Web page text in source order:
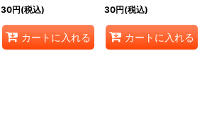
30円(税込)
カートに入れる
30円(税込)
カートに入れる